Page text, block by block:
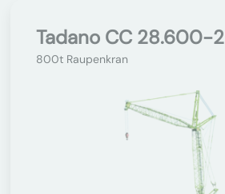
Tadano CC 28.600-2
800t Raupenkran